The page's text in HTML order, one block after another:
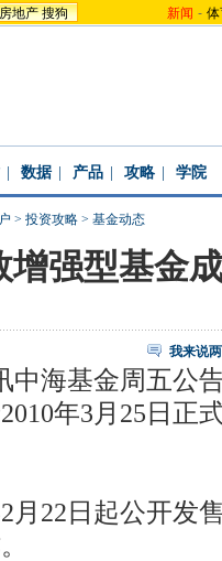
地产 搜狗 新闻 -
数据 产品 攻略 学院
> 投资攻略 > 基金动态
增强型基金
我来说
海基金周五公
年3月25日正
22日起公开发